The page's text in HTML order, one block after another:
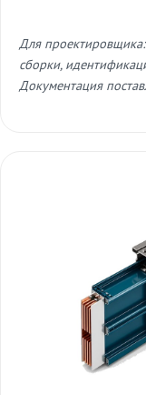
Для
сборки,
Документация